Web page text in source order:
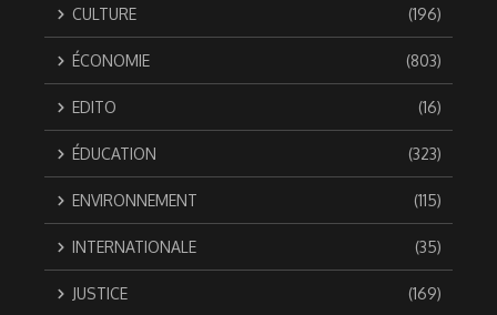
CULTURE (196)
ÉCONOMIE (803)
EDITO (16)
ÉDUCATION (323)
ENVIRONNEMENT (115)
INTERNATIONALE (35)
JUSTICE (169)